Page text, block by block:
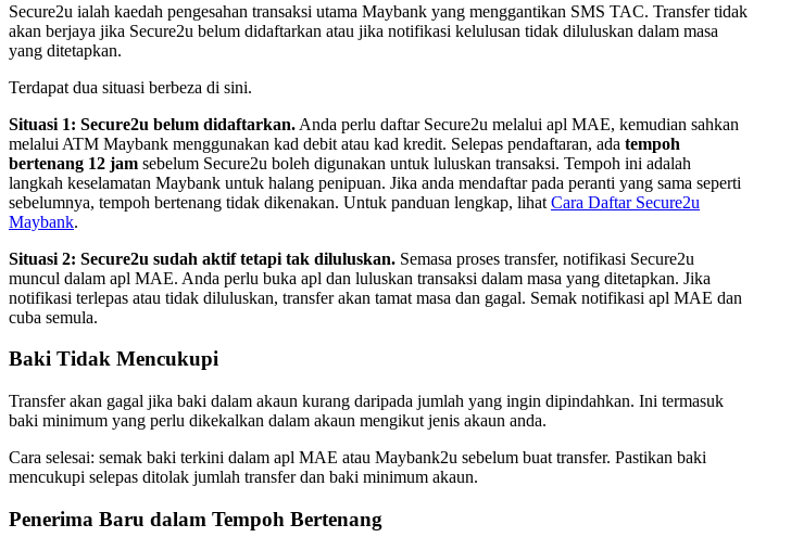
Secure2u ialah kaedah pengesahan transaksi utama Maybank yang menggantikan SMS TAC. Transfer tidak
akan berjaya jika Secure2u belum didaftarkan atau jika notifikasi kelulusan tidak diluluskan dalam masa
yang ditetapkan.
Terdapat dua situasi berbeza di sini.
Situasi 1: Secure2u belum didaftarkan. Anda perlu daftar Secure2u melalui apl MAE, kemudian sahkan
melalui ATM Maybank menggunakan kad debit atau kad kredit. Selepas pendaftaran, ada tempoh
bertenang 12 jam sebelum Secure2u boleh digunakan untuk luluskan transaksi. Tempoh ini adalah
langkah keselamatan Maybank untuk halang penipuan. Jika anda mendaftar pada peranti yang sama seperti
sebelumnya, tempoh bertenang tidak dikenakan. Untuk panduan lengkap, lihat Cara Daftar Secure2u
Maybank.
Situasi 2: Secure2u sudah aktif tetapi tak diluluskan. Semasa proses transfer, notifikasi Secure2u
muncul dalam apl MAE. Anda perlu buka apl dan luluskan transaksi dalam masa yang ditetapkan. Jika
notifikasi terlepas atau tidak diluluskan, transfer akan tamat masa dan gagal. Semak notifikasi apl MAE dan
cuba semula.
Baki Tidak Mencukupi
Transfer akan gagal jika baki dalam akaun kurang daripada jumlah yang ingin dipindahkan. Ini termasuk
baki minimum yang perlu dikekalkan dalam akaun mengikut jenis akaun anda.
Cara selesai: semak baki terkini dalam apl MAE atau Maybank2u sebelum buat transfer. Pastikan baki
mencukupi selepas ditolak jumlah transfer dan baki minimum akaun.
Penerima Baru dalam Tempoh Bertenang